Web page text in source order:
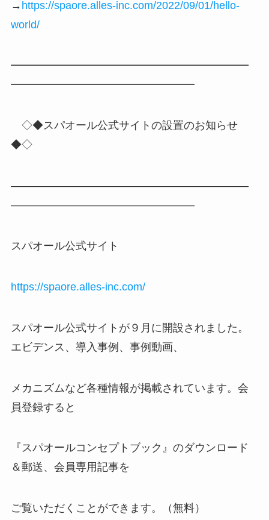
→ https://spaore.alles-inc.com/2022/09/01/hello-
world/
━━━━━━━━━━━━━━━━━━━━━━
━━━━━━━━━━━━━━━━━
◇◆スパオール公式サイトの設置のお知らせ
◆◇
――――――――――――――――――――――
―――――――――――――――――
スパオール公式サイト
https://spaore.alles-inc.com/
スパオール公式サイトが９月に開設されました。
エビデンス、導入事例、事例動画、
メカニズムなど各種情報が掲載されています。会
員登録すると
『スパオールコンセプトブック』のダウンロード
＆郵送、会員専用記事を
ご覧いただくことができます。（無料）